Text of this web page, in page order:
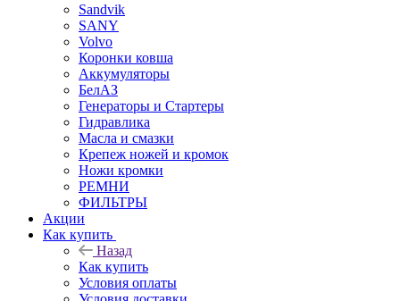
Sandvik
SANY
Volvo
Коронки ковша
Аккумуляторы
БелАЗ
Генераторы и Стартеры
Гидравлика
Масла и смазки
Крепеж ножей и кромок
Ножи кромки
РЕМНИ
ФИЛЬТРЫ
Акции
Как купить
Назад
Как купить
Условия оплаты